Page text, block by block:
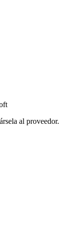
al proveedor.